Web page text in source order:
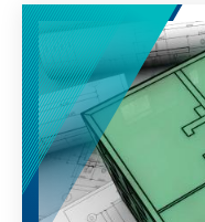
konzentriert, die
Planungsinstanz
als Quasi-
ihre Arbeitsweise
Ergebnisse